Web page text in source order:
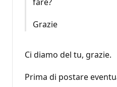
Grazie
Ci diamo del tu, grazie.
Prima di postare